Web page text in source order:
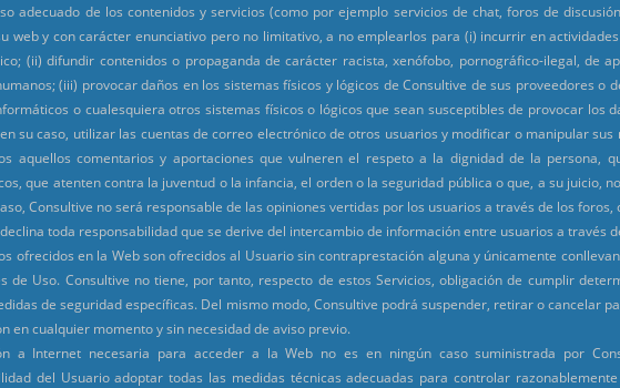
adecuado de los contenidos y servicios (como por ejemplo servicios de chat, foros de
web y con carácter enunciativo pero no limitativo, a no emplearlos para (i) incurrir en
(ii) difundir contenidos o propaganda de carácter racista, xenófobo, pornográfico-ilegal, de
(iii) provocar daños en los sistemas físicos y lógicos de Consultive de sus proveedores o
o cualesquiera otros sistemas físicos o lógicos que sean susceptibles de provocar los
su caso, utilizar las cuentas de correo electrónico de otros usuarios y modificar o manipular
aquellos comentarios y aportaciones que vulneren el respeto a la dignidad de la persona,
que atenten contra la juventud o la infancia, el orden o la seguridad pública o que, a su juicio,
Consultive no será responsable de las opiniones vertidas por los usuarios a través de los
toda responsabilidad que se derive del intercambio de información entre usuarios a través
ofrecidos en la Web son ofrecidos al Usuario sin contraprestación alguna y únicamente
de Uso. Consultive no tiene, por tanto, respecto de estos Servicios, obligación de cumplir
de seguridad específicas. Del mismo modo, Consultive podrá suspender, retirar o cancelar
en cualquier momento y sin necesidad de aviso previo.
a Internet necesaria para acceder a la Web no es en ningún caso suministrada por
del Usuario adoptar todas las medidas técnicas adecuadas para controlar